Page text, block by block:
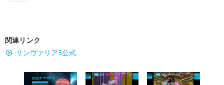
関連リンク
サンヴァリア3公式